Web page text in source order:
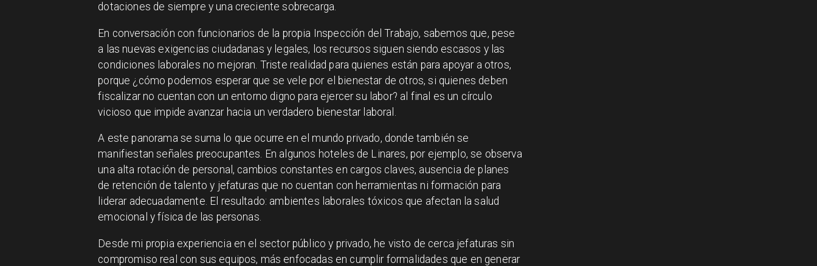
dotaciones de siempre y una creciente sobrecarga.
En conversación con funcionarios de la propia Inspección del Trabajo, sabemos que, pese
a las nuevas exigencias ciudadanas y legales, los recursos siguen siendo escasos y las
condiciones laborales no mejoran. Triste realidad para quienes están para apoyar a otros,
porque ¿cómo podemos esperar que se vele por el bienestar de otros, si quienes deben
fiscalizar no cuentan con un entorno digno para ejercer su labor? al final es un círculo
vicioso que impide avanzar hacia un verdadero bienestar laboral.
A este panorama se suma lo que ocurre en el mundo privado, donde también se
manifiestan señales preocupantes. En algunos hoteles de Linares, por ejemplo, se observa
una alta rotación de personal, cambios constantes en cargos claves, ausencia de planes
de retención de talento y jefaturas que no cuentan con herramientas ni formación para
liderar adecuadamente. El resultado: ambientes laborales tóxicos que afectan la salud
emocional y física de las personas.
Desde mi propia experiencia en el sector público y privado, he visto de cerca jefaturas sin
compromiso real con sus equipos, más enfocadas en cumplir formalidades que en generar